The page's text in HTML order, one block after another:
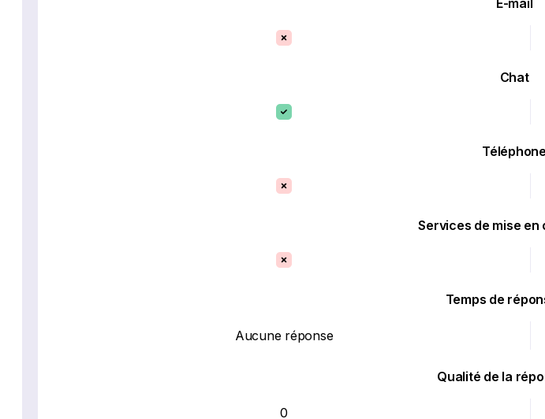
E-mail
Chat
Téléphone
Services de mise en
Temps de
Aucune réponse
Qualité de la
0